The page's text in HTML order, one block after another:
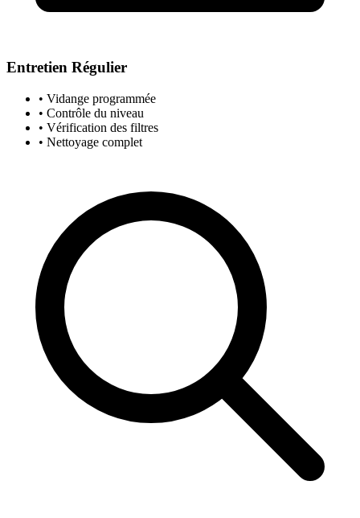
Entretien Régulier
• Vidange programmée
• Contrôle du niveau
• Vérification des filtres
• Nettoyage complet